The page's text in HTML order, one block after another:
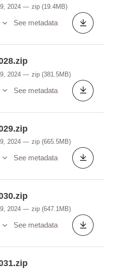
2024 zip (19.4MB)
See metadata
2024 zip (381.5MB)
See metadata
2024 zip (665.5MB)
See metadata
2024 zip (647.1MB)
See metadata